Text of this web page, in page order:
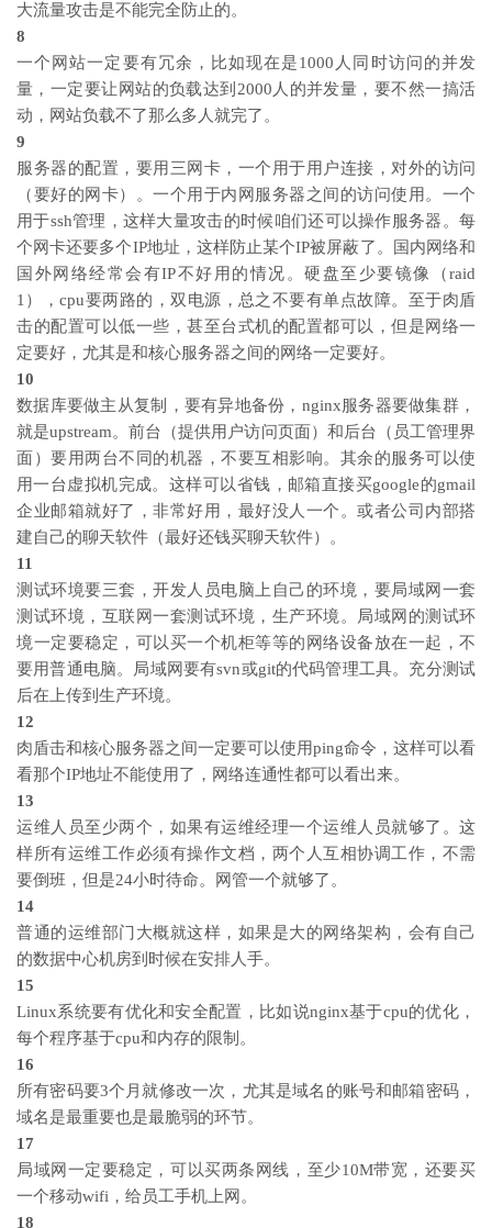
大流量攻击是不能完全防止的。
8
一个网站一定要有冗余，比如现在是1000人同时访问的并发
量，一定要让网站的负载达到2000人的并发量，要不然一搞活
动，网站负载不了那么多人就完了。
9
服务器的配置，要用三网卡，一个用于用户连接，对外的访问
（要好的网卡）。一个用于内网服务器之间的访问使用。一个
用于ssh管理，这样大量攻击的时候咱们还可以操作服务器。每
个网卡还要多个IP地址，这样防止某个IP被屏蔽了。国内网络和
国外网络经常会有IP不好用的情况。硬盘至少要镜像（raid
1），cpu要两路的，双电源，总之不要有单点故障。至于肉盾
击的配置可以低一些，甚至台式机的配置都可以，但是网络一
定要好，尤其是和核心服务器之间的网络一定要好。
10
数据库要做主从复制，要有异地备份，nginx服务器要做集群，
就是upstream。前台（提供用户访问页面）和后台（员工管理界
面）要用两台不同的机器，不要互相影响。其余的服务可以使
用一台虚拟机完成。这样可以省钱，邮箱直接买google的gmail
企业邮箱就好了，非常好用，最好没人一个。或者公司内部搭
建自己的聊天软件（最好还钱买聊天软件）。
11
测试环境要三套，开发人员电脑上自己的环境，要局域网一套
测试环境，互联网一套测试环境，生产环境。局域网的测试环
境一定要稳定，可以买一个机柜等等的网络设备放在一起，不
要用普通电脑。局域网要有svn或git的代码管理工具。充分测试
后在上传到生产环境。
12
肉盾击和核心服务器之间一定要可以使用ping命令，这样可以看
看那个IP地址不能使用了，网络连通性都可以看出来。
13
运维人员至少两个，如果有运维经理一个运维人员就够了。这
样所有运维工作必须有操作文档，两个人互相协调工作，不需
要倒班，但是24小时待命。网管一个就够了。
14
普通的运维部门大概就这样，如果是大的网络架构，会有自己
的数据中心机房到时候在安排人手。
15
Linux系统要有优化和安全配置，比如说nginx基于cpu的优化，
每个程序基于cpu和内存的限制。
16
所有密码要3个月就修改一次，尤其是域名的账号和邮箱密码，
域名是最重要也是最脆弱的环节。
17
局域网一定要稳定，可以买两条网线，至少10M带宽，还要买
一个移动wifi，给员工手机上网。
18